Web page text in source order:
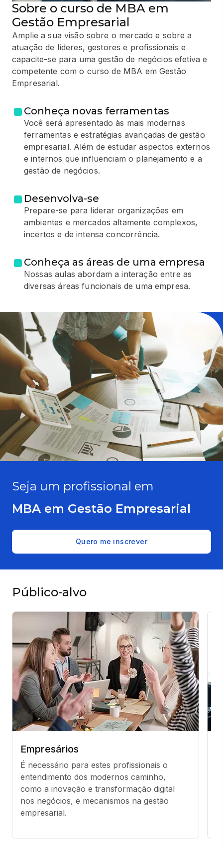
Sobre o curso de MBA em
Gestão Empresarial
Amplie a sua visão sobre o mercado e sobre a
atuação de líderes, gestores e profissionais e
capacite-se para uma gestão de negócios efetiva e
competente com o curso de MBA em Gestão
Empresarial.
Conheça novas ferramentas
Você será apresentado às mais modernas
ferramentas e estratégias avançadas de gestão
empresarial. Além de estudar aspectos externos
e internos que influenciam o planejamento e a
gestão de negócios.
Desenvolva-se
Prepare-se para liderar organizações em
ambientes e mercados altamente complexos,
incertos e de intensa concorrência.
Conheça as áreas de uma empresa
Nossas aulas abordam a interação entre as
diversas áreas funcionais de uma empresa.
Seja um profissional em
MBA em Gestão Empresarial
Quero me inscrever
Público-alvo
Empresários
É necessário para estes profissionais o
entendimento dos modernos caminho,
como a inovação e transformação digital
nos negócios, e mecanismos na gestão
empresarial.